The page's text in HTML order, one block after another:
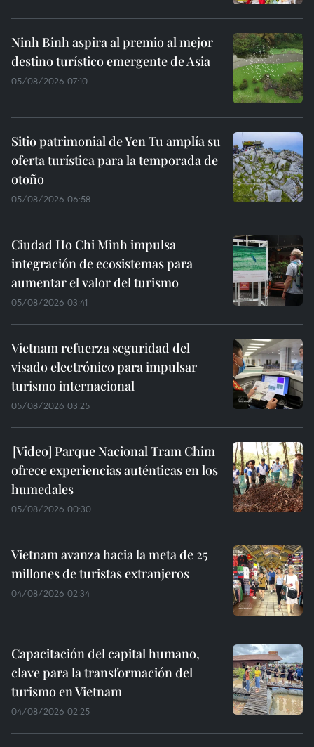
Ninh Binh aspira al premio al mejor
destino turístico emergente de Asia
05/08/2026 07:10
Sitio patrimonial de Yen Tu amplía su
oferta turística para la temporada de
otoño
05/08/2026 06:58
Ciudad Ho Chi Minh impulsa
integración de ecosistemas para
aumentar el valor del turismo
05/08/2026 03:41
Vietnam refuerza seguridad del
visado electrónico para impulsar
turismo internacional
05/08/2026 03:25
Parque Nacional Tram Chim
ofrece experiencias auténticas en los
humedales
05/08/2026 00:30
Vietnam avanza hacia la meta de 25
millones de turistas extranjeros
04/08/2026 02:34
Capacitación del capital humano,
clave para la transformación del
turismo en Vietnam
04/08/2026 02:25